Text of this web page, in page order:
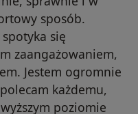
sposób.
się
zaangażowaniem,
Jestem ogromnie
każdemu,
poziomie